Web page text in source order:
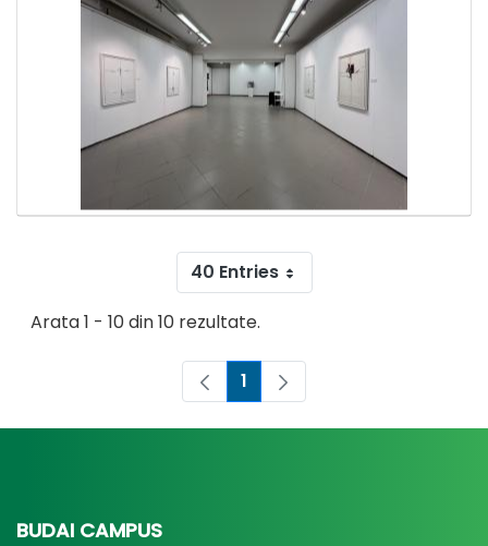
40 Entries
Arata 1 - 10 din 10 rezultate.
Pagina
1
BUDAI CAMPUS